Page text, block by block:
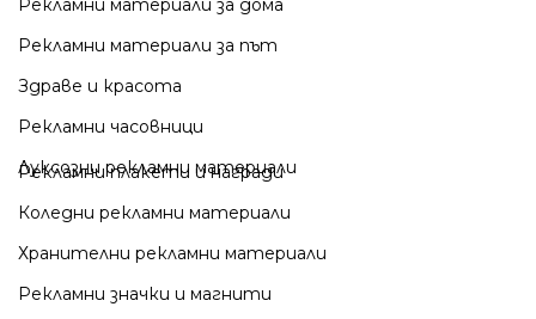
Рекламни материали за път
Здраве и красота
Рекламни часовници
Луксозни рекламни материали
Рекламни плакети и награди
Коледни рекламни материали
Хранителни рекламни материали
Рекламни значки и магнити